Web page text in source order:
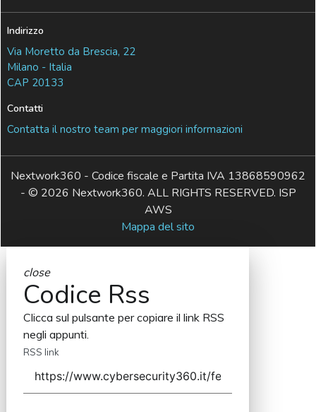
Indirizzo
Via Moretto da Brescia, 22
Milano - Italia
CAP 20133
Contatti
Contatta il nostro team per maggiori informazioni
Nextwork360 - Codice fiscale e Partita IVA 13868590962
- © 2026 Nextwork360. ALL RIGHTS RESERVED. ISP
AWS
Mappa del sito
close
Codice Rss
Clicca sul pulsante per copiare il link RSS
negli appunti.
RSS link